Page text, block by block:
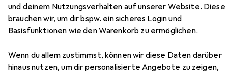
und deinem Nutzungsverhalten auf unserer Website. Diese
brauchen wir, um dir bspw. ein sicheres Login und
Basisfunktionen wie den Warenkorb zu ermöglichen.
Wenn du allem zustimmst, können wir diese Daten darüber
hinaus nutzen, um dir personalisierte Angebote zu zeigen,